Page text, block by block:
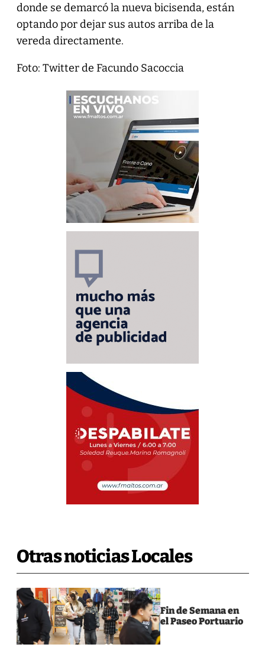
donde se demarcó la nueva bicisenda, están
optando por dejar sus autos arriba de la
vereda directamente.
Foto: Twitter de Facundo Sacoccia
Otras noticias Locales
Fin de Semana en
el Paseo Portuario